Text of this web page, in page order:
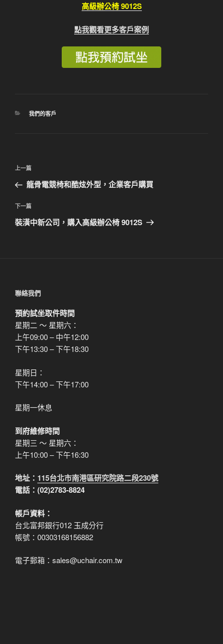
高級辦公椅 9012S
點我觀看更多客戶案例
分
我們的客戶
文
導
覽
上
一
文
章
上一篇
龍骨電競椅和酷炫外型，企業客戶購買
下
一
下一篇
裝潢中新公司，購入高級辦公椅 9012S
聯絡我們
預約試坐取件時間
星期二 ～ 星期六：
上午09:00 – 中午12:00
下午13:30 – 下午18:30
星期日：
下午14:00 – 下午17:00
星期一休息
到府維修時間
星期三 ～ 星期六：
上午10:00 – 下午16:30
地址： 115台北市南港區研究院路二段230號
電話：(02)2783-8824
帳戶資料：
台北富邦銀行012 玉成分行
帳號：00303168156882
電子郵箱：sales@uchair.com.tw